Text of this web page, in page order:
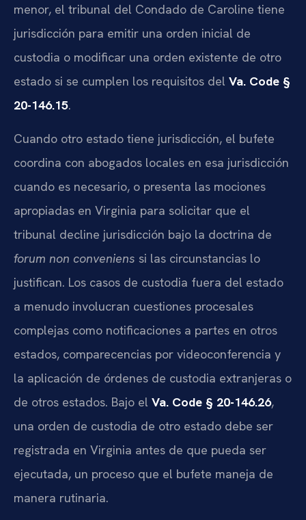
menor, el tribunal del Condado de Caroline tiene
jurisdicción para emitir una orden inicial de
custodia o modificar una orden existente de otro
estado si se cumplen los requisitos del Va. Code §
20-146.15.
Cuando otro estado tiene jurisdicción, el bufete
coordina con abogados locales en esa jurisdicción
cuando es necesario, o presenta las mociones
apropiadas en Virginia para solicitar que el
tribunal decline jurisdicción bajo la doctrina de
forum non conveniens si las circunstancias lo
justifican. Los casos de custodia fuera del estado
a menudo involucran cuestiones procesales
complejas como notificaciones a partes en otros
estados, comparecencias por videoconferencia y
la aplicación de órdenes de custodia extranjeras o
de otros estados. Bajo el Va. Code § 20-146.26,
una orden de custodia de otro estado debe ser
registrada en Virginia antes de que pueda ser
ejecutada, un proceso que el bufete maneja de
manera rutinaria.